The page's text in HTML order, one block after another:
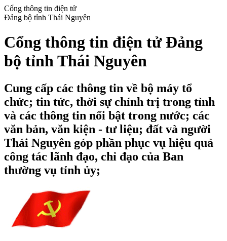
Cổng thông tin điện tử
Đảng bộ tỉnh Thái Nguyên
Cổng thông tin điện tử Đảng
bộ tỉnh Thái Nguyên
Cung cấp các thông tin về bộ máy tổ
chức; tin tức, thời sự chính trị trong tỉnh
và các thông tin nổi bật trong nước; các
văn bản, văn kiện - tư liệu; đất và người
Thái Nguyên góp phần phục vụ hiệu quả
công tác lãnh đạo, chỉ đạo của Ban
thường vụ tỉnh ủy;